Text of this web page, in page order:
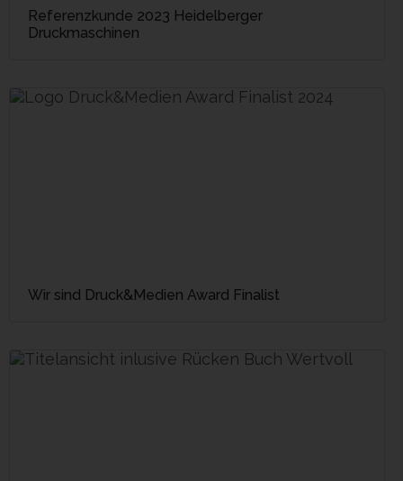
Referenzkunde 2023 Heidelberger
Druckmaschinen
Wir sind Druck&Medien Award Finalist